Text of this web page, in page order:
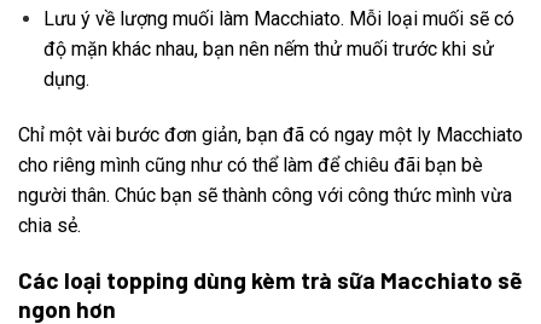
Lưu ý về lượng muối làm Macchiato. Mỗi loại muối sẽ có
độ mặn khác nhau, bạn nên nếm thử muối trước khi sử
dụng.
Chỉ một vài bước đơn giản, bạn đã có ngay một ly Macchiato
cho riêng mình cũng như có thể làm để chiêu đãi bạn bè
người thân. Chúc bạn sẽ thành công với công thức mình vừa
chia sẻ.
Các loại topping dùng kèm trà sữa Macchiato sẽ
ngon hơn